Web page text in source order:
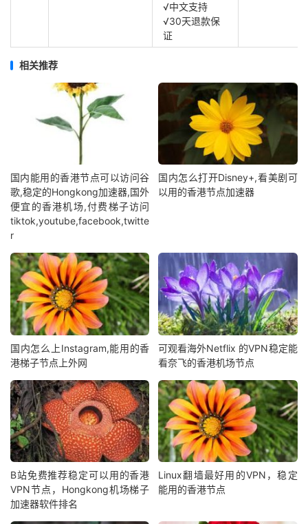
√中文支持
√30天退款保
证
相关推荐
国内能用的香港节点可以访问谷
歌,稳定的Hongkong加速器,国外
便宜的香港机场,付费梯子访问
tiktok,youtube,facebook,twitte
r
国内怎么打开Disney+,看美剧可
以用的香港节点加速器
国内怎么上Instagram,能用的香
港梯子节点上外网
可观看海外Netflix 的VPN稳定能
看奈飞的香港机场节点
B站免费推荐稳定可以用的香港
VPN节点，Hongkong机场梯子
加速器软件排名
Linux翻墙最好用的VPN，稳定
能用的香港节点